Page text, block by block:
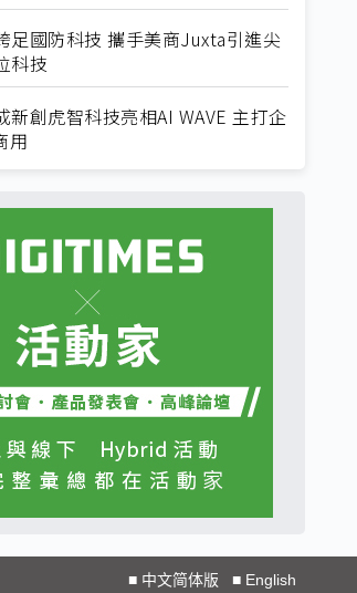
足國防科技 攜手美商Juxta引進尖
科技
新創虎智科技亮相AI WAVE 主打企
用
■ 中文简体版 ■ English